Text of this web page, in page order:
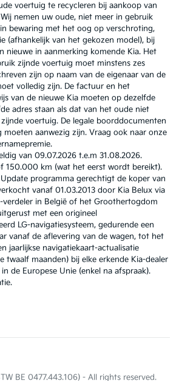
voertuig te recycleren bij aankoop van
nemen uw oude, niet meer in gebruik
bewaring met het oog op verschroting,
(afhankelijk van het gekozen model), bij
nieuwe in aanmerking komende Kia. Het
zijnde voertuig moet minstens zes
zijn op naam van de eigenaar van de
volledig zijn. De factuur en het
van de nieuwe Kia moeten op dezelfde
adres staan als dat van het oude niet
voertuig. De legale boorddocumenten
aanwezig zijn. Vraag ook naar onze
van 09.07.2026 t.e.m 31.08.2026.
150.000 km (wat het eerst wordt bereikt).
programma gerechtigt de koper van
vanaf 01.03.2013 door Kia Belux via
verdeler in België of het Groothertogdom
met een origineel
LG-navigatiesysteem, gedurende een
vanaf de aflevering van de wagen, tot het
jaarlijkse navigatiekaart-actualisatie
twaalf maanden) bij elke erkende Kia-dealer
de Europese Unie (enkel na afspraak).
BE 0477.443.106) - All rights reserved.